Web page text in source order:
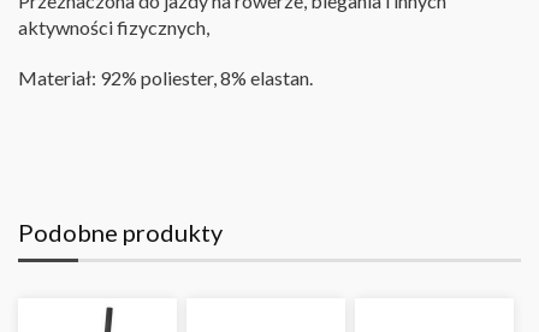
aktywnościfizycznych,
Materiał: 92% poliester, 8% elastan.
Podobne produkty